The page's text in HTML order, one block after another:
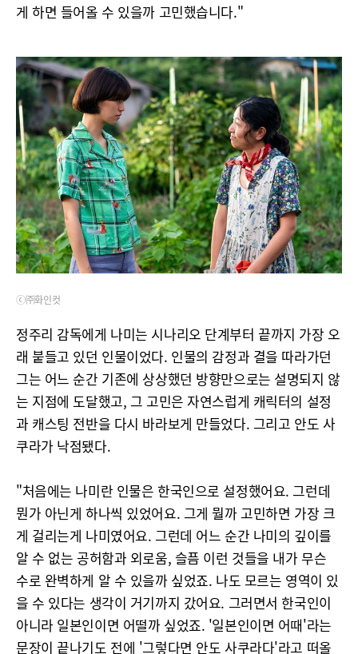
게 하면 들어올 수 있을까 고민했습니다."
ⓒ㈜화인컷
정주리 감독에게 나미는 시나리오 단계부터 끝까지 가장 오
래 붙들고 있던 인물이었다. 인물의 감정과 결을 따라가던
그는 어느 순간 기존에 상상했던 방향만으로는 설명되지 않
는 지점에 도달했고, 그 고민은 자연스럽게 캐릭터의 설정
과 캐스팅 전반을 다시 바라보게 만들었다. 그리고 안도 사
쿠라가 낙점됐다.
"처음에는 나미란 인물은 한국인으로 설정했어요. 그런데
뭔가 아닌게 하나씩 있었어요. 그게 뭘까 고민하면 가장 크
게 걸리는게 나미였어요. 그런데 어느 순간 나미의 깊이를
알 수 없는 공허함과 외로움, 슬픔 이런 것들을 내가 무슨
수로 완벽하게 알 수 있을까 싶었죠. 나도 모르는 영역이 있
을 수 있다는 생각이 거기까지 갔어요. 그러면서 한국인이
아니라 일본인이면 어떨까 싶었죠. '일본인이면 어때'라는
문장이 끝나기도 전에 '그렇다면 안도 사쿠라다'라고 떠올